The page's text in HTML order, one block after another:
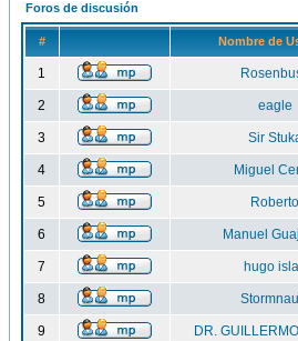
Foros de discusión
# Nombre de
1
2 eagle
3 Sir
4 Miguel
5 Roberto
6 Manuel
7 hugo
8
9 DR.